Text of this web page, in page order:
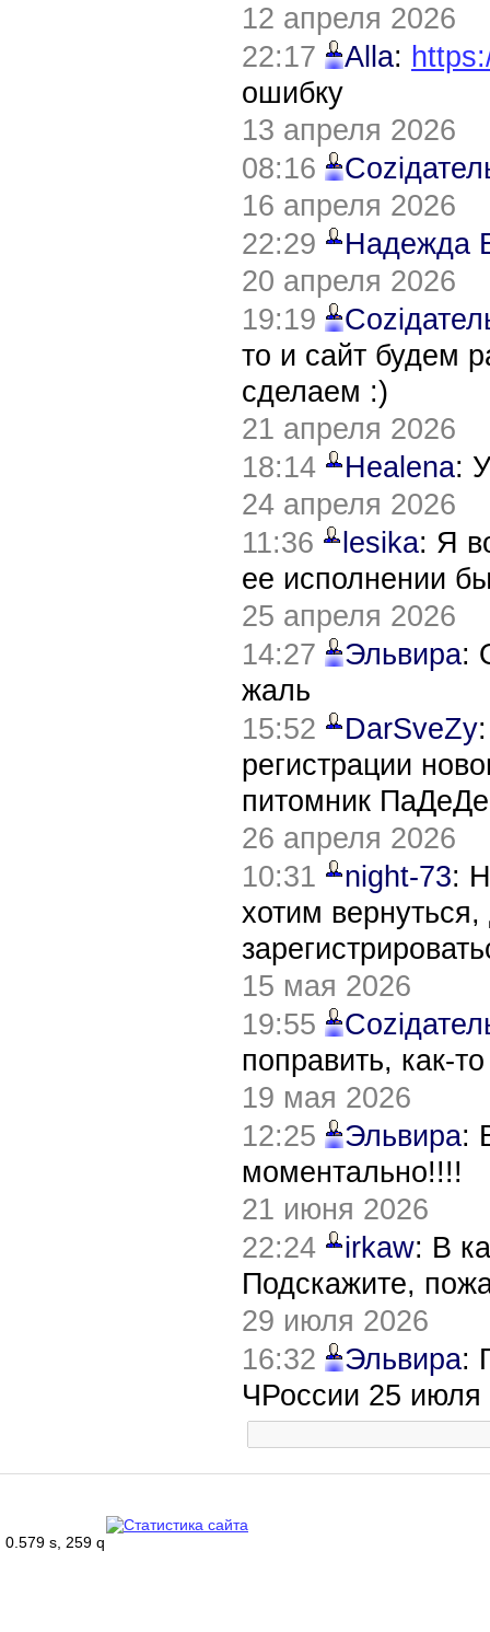
12 апреля 2026
22:17
Alla:
ошибку
13 апреля 2026
08:16
16 апреля 2026
22:29
Надежда
20 апреля 2026
19:19
то и сайт будем
сделаем :)
21 апреля 2026
18:14
Healena:
24 апреля 2026
11:36
lesika: Я
ее исполнении
25 апреля 2026
14:27
Эльвира:
жаль
15:52
DarSveZy
регистрации
питомник
26 апреля 2026
10:31
night-73:
хотим
15 мая 2026
19:55
поправить, как-
19 мая 2026
12:25
Эльвира:
моментально!!!!
21 июня 2026
22:24
irkaw: В
Подскажите,
29 июля 2026
16:32
Эльвира:
ЧРоссии 25 июля
0.579 s, 259 q